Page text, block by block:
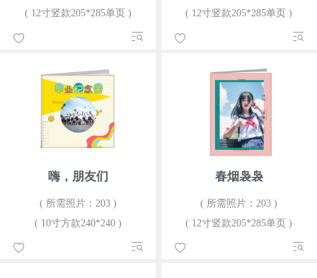
( 12寸竖款205*285单页 )
( 12寸竖款205*285单页 )
嗨，朋友们
( 所需照片：203 )
( 10寸方款240*240 )
春烟袅袅
( 所需照片：203 )
( 12寸竖款205*285单页 )